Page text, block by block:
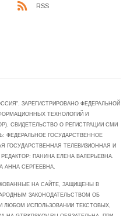
RSS
ЗАРЕГИСТРИРОВАНО ФЕДЕРАЛЬНОЙ
ТЕХНОЛОГИЙ И
СВИДЕТЕЛЬСТВО О РЕГИСТРАЦИИ СМИ
ФЕДЕРАЛЬНОЕ ГОСУДАРСТВЕННОЕ
ГОСУДАРСТВЕННАЯ ТЕЛЕВИЗИОННАЯ И
ПАНИНА ЕЛЕНА ВАЛЕРЬЕВНА.
АННА СЕРГЕЕВНА.
НА САЙТЕ, ЗАЩИЩЕНЫ В
ЗАКОНОДАТЕЛЬСТВОМ ОБ
ЛЮБОМ ИСПОЛЬЗОВАНИИ ТЕКСТОВЫХ,